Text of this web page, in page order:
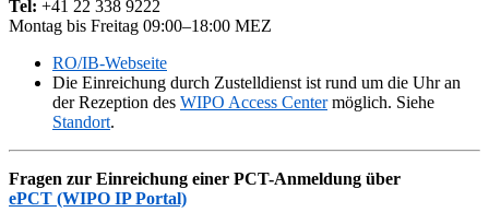
Tel: +41 22 338 9222
Montag bis Freitag 09:00–18:00 MEZ
RO/IB-Webseite
Die Einreichung durch Zustelldienst ist rund um die Uhr an
der Rezeption des WIPO Access Centermöglich. Siehe
Standort.
Fragen zur Einreichung einer PCT-Anmeldung über
ePCT (WIPO IP Portal)